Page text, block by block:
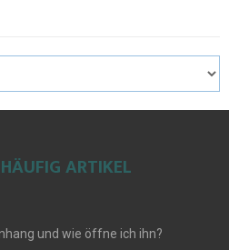
ARTIKEL
und wie öffne ich ihn?